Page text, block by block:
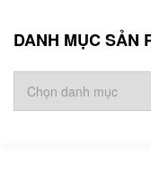
DANH MỤC SẢN